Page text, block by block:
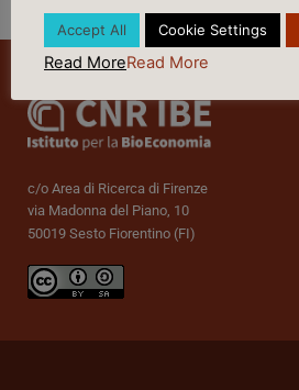
c/o Area di Ricerca di Firenze
via Madonna del Piano, 10
50019 Sesto Fiorentino (FI)
Accept All Cookie Settings
Read MoreRead More